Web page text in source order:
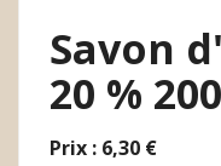
Savon
20 %
Prix : 6,30 €